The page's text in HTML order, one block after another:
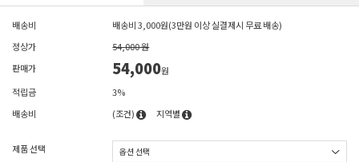
배송비
배송비 3,000원(3만원 이상 실결제시 무료 배송)
정상가
54,000 원
판매가
54,000원
적립금
3%
배송비
(조건) 지역별
제품 선택